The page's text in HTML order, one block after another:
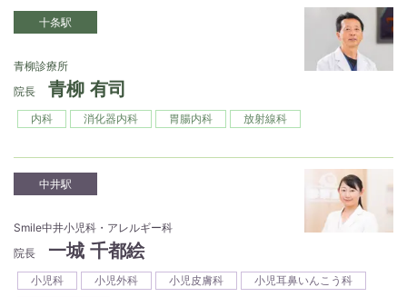
十条駅
青柳診療所
院長
青柳 有司
内科 消化器内科 胃腸内科 放射線科
中井駅
Smile中井小児科・アレルギー科
院長
一城 千都絵
小児科 小児外科 小児皮膚科
小児耳鼻いんこう科